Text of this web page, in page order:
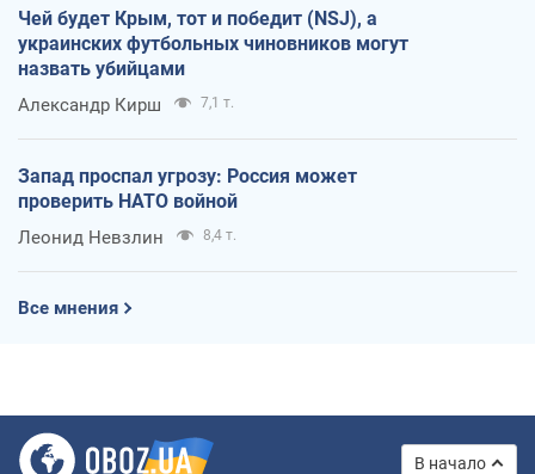
Чей будет Крым, тот и победит (NSJ), а
украинских футбольных чиновников могут
назвать убийцами
Александр Кирш 7,1 т.
Запад проспал угрозу: Россия может
проверить НАТО войной
Леонид Невзлин 8,4 т.
Все мнения
В начало